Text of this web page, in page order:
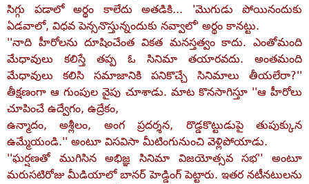
సిగ్గు పడాలో అర్థం కాలేదు అతడికి... 'మొగుడు పోయినందుకు
ఏడవాలో, విధవ పెన్సనొస్తున్నందుకు నవ్వాలో' అర్థం కానట్టు.
''నాది హీరోలను దూషించేంత వికత మనస్తత్వం కాదు. ఎంతోమంది
మేధావులు కలిస్తే తప్ప ఓ సినిమా తయారవదు. అంతమంది
మేధావులు కలిసి సమాజానికి పనికొచ్చే సినిమాలు తీయలేరా?''
తీక్షణంగా ఆ గుంపుల వైపు చూశాడు. మాట కొనసాగిస్తూ ''ఆ హీరోలు
చూపించే ఉద్వేగం, ఉద్రేకం,
ఉన్మాదం, అశ్లీలం, అంగ ప్రదర్శన, రొడ్డకొట్టుడుపై తుపుక్కున
ఉమ్మేయండి.'' అంటూ విసవిసా మీటింగునుంచి వెళ్లిపోయాడు.
''ఘర్షణతో ముగిసిన అభిజ్ఞ సినిమా విజయోత్సవ సభ'' అంటూ
మరుసటిరోజు మీడియాలో బానర్‌ హెడ్డింగ్‌ పెట్టారు. ఇతర నటీనటులను